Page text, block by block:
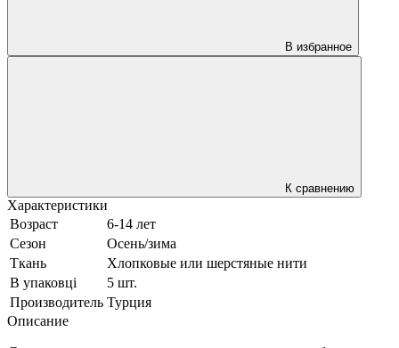
В избранное
К сравнению
Характеристики
Возраст
6-14 лет
Сезон
Осень/зима
Ткань
Хлопковые или шерстяные нити
В упаковці
5 шт.
Производитель Турция
Описание